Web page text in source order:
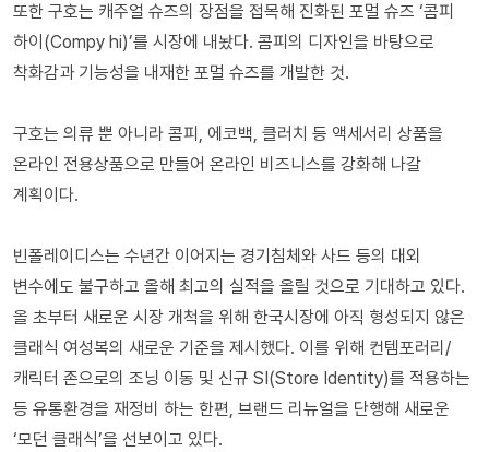
또한 구호는 캐주얼 슈즈의 장점을 접목해 진화된 포멀 슈즈 ‘콤피
하이(Compy hi)’를 시장에 내놨다. 콤피의 디자인을 바탕으로
착화감과 기능성을 내재한 포멀 슈즈를 개발한 것.
구호는 의류 뿐 아니라 콤피, 에코백, 클러치 등 액세서리 상품을
온라인 전용상품으로 만들어 온라인 비즈니스를 강화해 나갈
계획이다.
빈폴레이디스는 수년간 이어지는 경기침체와 사드 등의 대외
변수에도 불구하고 올해 최고의 실적을 올릴 것으로 기대하고 있다.
올 초부터 새로운 시장 개척을 위해 한국시장에 아직 형성되지 않은
클래식 여성복의 새로운 기준을 제시했다. 이를 위해 컨템포러리/
캐릭터 존으로의 조닝 이동 및 신규 SI(Store Identity)를 적용하는
등 유통환경을 재정비 하는 한편, 브랜드 리뉴얼을 단행해 새로운
‘모던 클래식’을 선보이고 있다.